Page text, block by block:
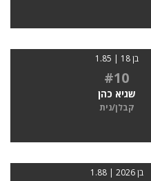
בן 18 | 1.85
#10
שגיא כהן
קבלן/נית
בן 2026 | 1.88